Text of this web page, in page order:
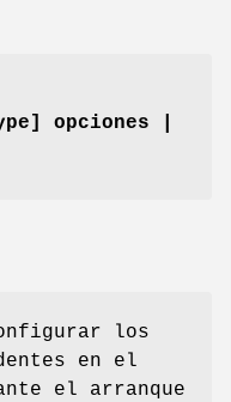
opciones |
los
en el
el arranque